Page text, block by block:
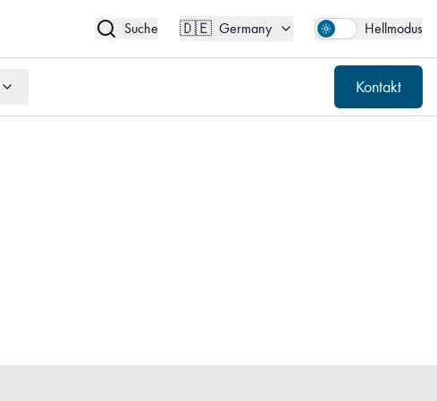
Suche 🇩🇪 Germany Hellmodus
Kontakt
Germany Kontakt